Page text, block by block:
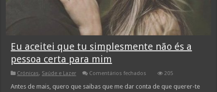
Eu aceitei que tu simplesmente não és a
pessoa certa para mim
Crónicas, Saúde e Lazer Comentários fechados
aceitei
205
Antes de mais, quero que saibas que me dar conta de que querer-te